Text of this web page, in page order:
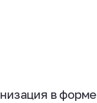
в форме